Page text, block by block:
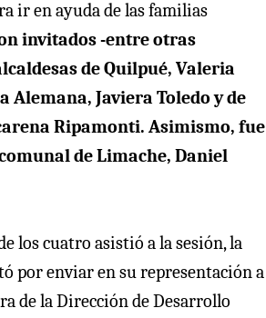
ir en ayuda de las familias
invitados -entre otras
de Quilpué, Valeria
Alemana, Javiera Toledo y de
Ripamonti. Asimismo, fue
de Limache, Daniel
los cuatro asistió a la sesión, la
por enviar en su representación a
de la Dirección de Desarrollo